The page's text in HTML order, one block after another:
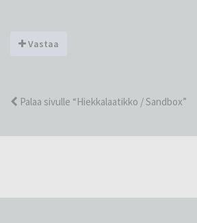
Vastaa
Palaa sivulle “Hiekkalaatikko / Sandbox”